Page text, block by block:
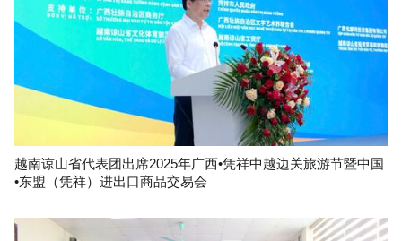
越南谅山省代表团出席2025年广西•凭祥中越边关旅游节暨中国
•东盟（凭祥）进出口商品交易会